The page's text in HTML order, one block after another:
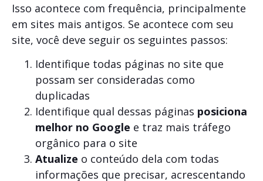
Isso acontece com frequência, principalmente
em sites mais antigos. Se acontece com seu
site, você deve seguir os seguintes passos:
Identifique todas páginas no site que
possam ser consideradas como
duplicadas
Identifique qual dessas páginas posiciona
melhor no Google e traz mais tráfego
orgânico para o site
Atualize o conteúdo dela com todas
informações que precisar, acrescentando